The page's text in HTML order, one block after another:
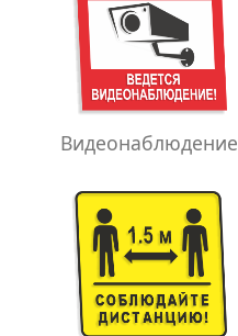
Видеонаблюдение